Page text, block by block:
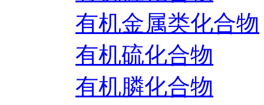
有机金属类化合物
有机硫化合物
有机膦化合物